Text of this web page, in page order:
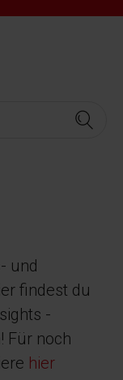
und
findest du
-
Für noch
hier